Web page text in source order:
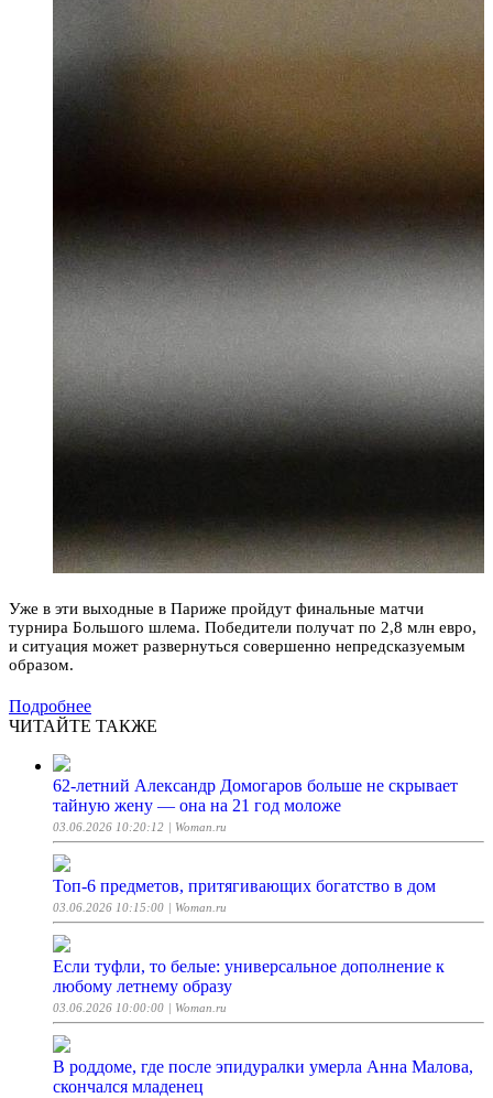
Уже в эти выходные в Париже пройдут финальные матчи
турнира Большого шлема. Победители получат по 2,8 млн евро,
и ситуация может развернуться совершенно непредсказуемым
образом.
Подробнее
ЧИТАЙТЕ ТАКЖЕ
62-летний Александр Домогаров больше не скрывает
тайную жену — она на 21 год моложе
03.06.2026 10:20:12 | Woman.ru
Топ-6 предметов, притягивающих богатство в дом
03.06.2026 10:15:00 | Woman.ru
Если туфли, то белые: универсальное дополнение к
любому летнему образу
03.06.2026 10:00:00 | Woman.ru
В роддоме, где после эпидуралки умерла Анна Малова,
скончался младенец